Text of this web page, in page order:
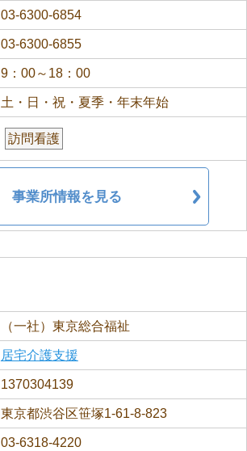
03-6300-6854
03-6300-6855
9：00～18：00
土・日・祝・夏季・年末年始
訪問看護
事業所情報を見る
（一社）東京総合福祉
居宅介護支援
1370304139
東京都渋谷区笹塚1-61-8-823
03-6318-4220